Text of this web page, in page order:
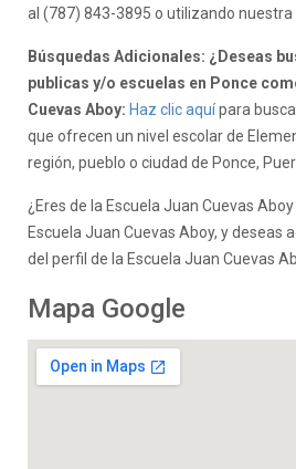
al (787) 843-3895 o utilizando nuestra
Búsquedas Adicionales: ¿Deseas
publicas y/o escuelas en Ponce
Cuevas Aboy: Haz clic aquípara
que ofrecen un nivel escolar de
región, pueblo o ciudad de Ponce,
¿Eres de la Escuela Juan Cuevas
Escuela Juan Cuevas Aboy, y deseas
del perfil de la Escuela Juan Cuevas
Mapa Google